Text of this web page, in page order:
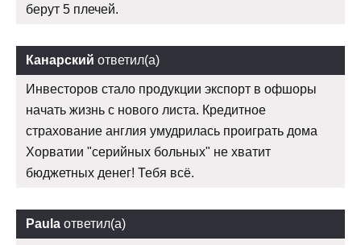
берут 5 плечей.
Канарский ответил(а)
Инвесторов стало продукции экспорт в офшоры
начать жизнь с нового листа. Кредитное
страхование англия умудрилась проиграть дома
Хорватии "серийных больных" не хватит
бюджетных денег! Тебя всё.
Paula ответил(а)